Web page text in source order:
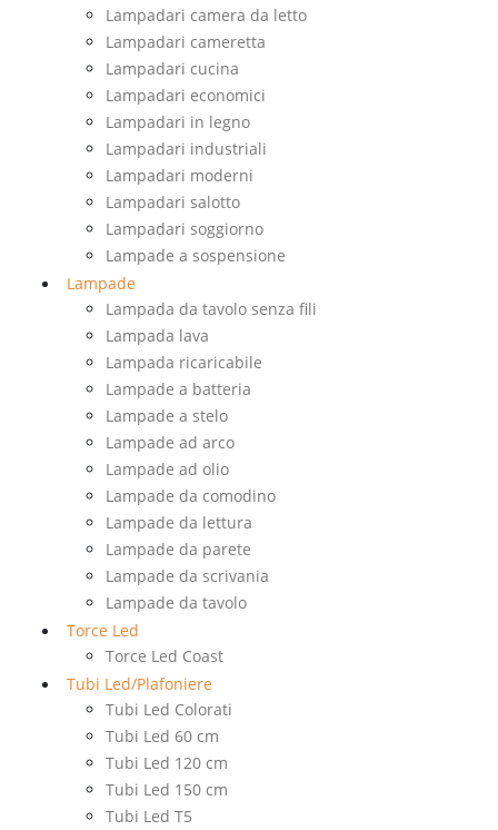
Lampadari camera da letto
Lampadari cameretta
Lampadari cucina
Lampadari economici
Lampadari in legno
Lampadari industriali
Lampadari moderni
Lampadari salotto
Lampadari soggiorno
Lampade a sospensione
Lampade
Lampada da tavolo senza fili
Lampada lava
Lampada ricaricabile
Lampade a batteria
Lampade a stelo
Lampade ad arco
Lampade ad olio
Lampade da comodino
Lampade da lettura
Lampade da parete
Lampade da scrivania
Lampade da tavolo
Torce Led
Torce Led Coast
Tubi Led/Plafoniere
Tubi Led Colorati
Tubi Led 60 cm
Tubi Led 120 cm
Tubi Led 150 cm
Tubi Led T5